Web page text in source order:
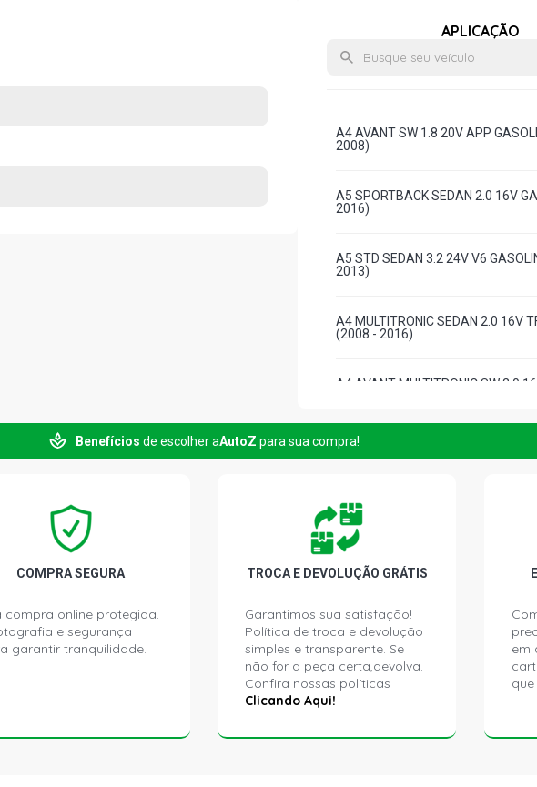
APLICAÇÃO
A4 AVANT SW 1.8 20V APP
2008)
A5 SPORTBACK SEDAN 2.0 16V
2016)
A5 STD SEDAN 3.2 24V V6
2013)
A4 MULTITRONIC SEDAN 2.0 16V
(2008 - 2016)
A4 AVANT MULTITRONIC SW 2.0
A5 COUPE COUPE 2.0 16V TFSI
2016)
Benefícios de escolher aAutoZ para sua compra!
COMPRA SEGURA
compra online protegida.
e segurança
garantir tranquilidade.
TROCA E DEVOLUÇÃO GRÁTIS
Garantimos sua satisfação!
Política de troca e devolução
simples e transparente. Se
não for a peça certa,devolva.
Confira nossas políticas
Clicando Aqui!
em